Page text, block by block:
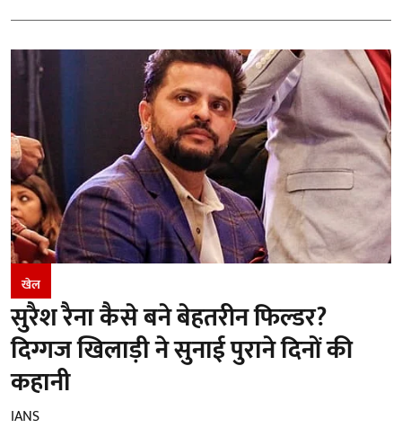
खेल
सुरैश रैना कैसे बने बेहतरीन फिल्डर?
दिग्गज खिलाड़ी ने सुनाई पुराने दिनों की
कहानी
IANS